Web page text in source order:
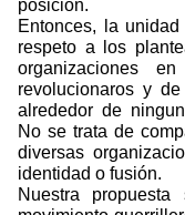
posición.
Entonces, la
respeto a los
organizaciones
revolucionaros y
alrededor de
No se trata de
diversas
identidad o fusión.
Nuestra